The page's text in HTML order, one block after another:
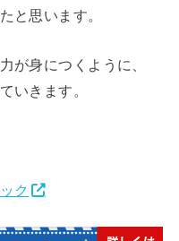
と思います。
が身につくように、
いきます。
ク